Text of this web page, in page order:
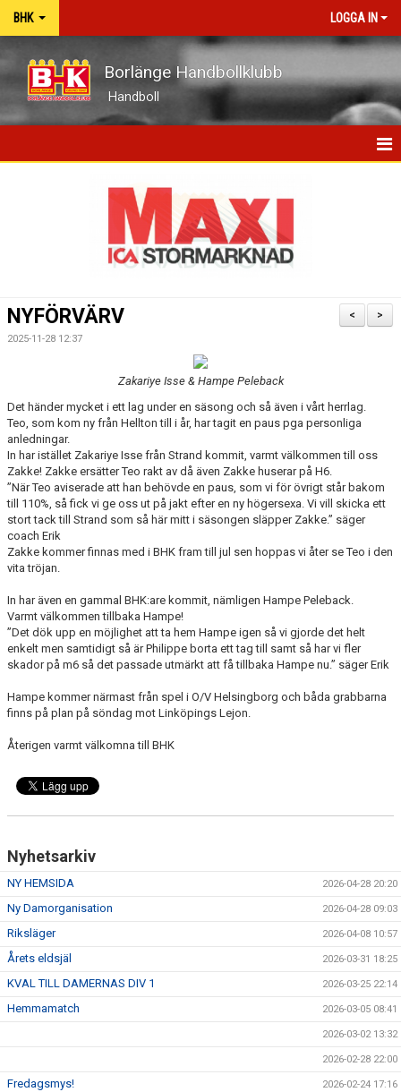
BHK LOGGA IN
Borlänge Handbollklubb
Handboll
KONTAKT
VÅRA LAG/TRÄNARE
MATCHER
MEDLEMS INFO
UNGDOMSKOMMITTÉN
>
<
NYFÖRVÄRV
2025-11-28 12:37
Zakariye Isse & Hampe Peleback
Det händer mycket i ett lag under en säsong och så även i vårt herrlag.
Teo, som kom ny från Hellton till i år, har tagit en paus pga personliga
anledningar.
In har istället Zakariye Isse från Strand kommit, varmt välkommen till oss
Zakke! Zakke ersätter Teo rakt av då även Zakke huserar på H6.
”När Teo aviserade att han behövde en paus, som vi för övrigt står bakom
till 110%, så fick vi ge oss ut på jakt efter en ny högersexa. Vi vill skicka ett
stort tack till Strand som så här mitt i säsongen släpper Zakke.” säger
coach Erik
Zakke kommer finnas med i BHK fram till jul sen hoppas vi åter se Teo i den
vita tröjan.
In har även en gammal BHK:are kommit, nämligen Hampe Peleback.
Varmt välkommen tillbaka Hampe!
”Det dök upp en möjlighet att ta hem Hampe igen så vi gjorde det helt
enkelt men samtidigt så är Philippe borta ett tag till samt så har vi fler
skador på m6 så det passade utmärkt att få tillbaka Hampe nu.” säger Erik
Hampe kommer närmast från spel i O/V Helsingborg och båda grabbarna
finns på plan på söndag mot Linköpings Lejon.
Återigen varmt välkomna till BHK
Nyhetsarkiv
NY HEMSIDA 2026-04-28 20:20
Ny Damorganisation 2026-04-28 09:03
Riksläger 2026-04-08 10:57
Årets eldsjäl 2026-03-31 18:25
KVAL TILL DAMERNAS DIV 1 2026-03-25 22:14
Hemmamatch 2026-03-05 08:41
2026-03-02 13:32
2026-02-28 22:00
Fredagsmys! 2026-02-24 17:16